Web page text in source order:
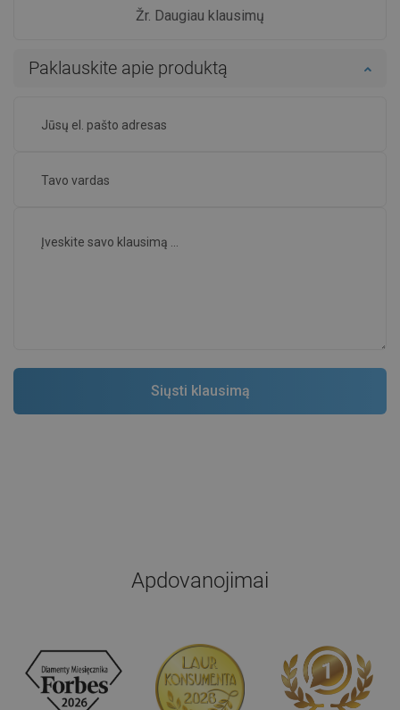
Žr. Daugiau klausimų
Paklauskite apie produktą
Apdovanojimai